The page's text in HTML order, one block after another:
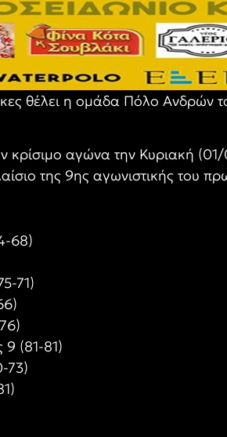
θέλει η ομάδα Πόλο Ανδρών
κρίσιμο αγώνα την Κυριακή
της 9ης αγωνιστικής του
68)
71)
(81-81)
73)